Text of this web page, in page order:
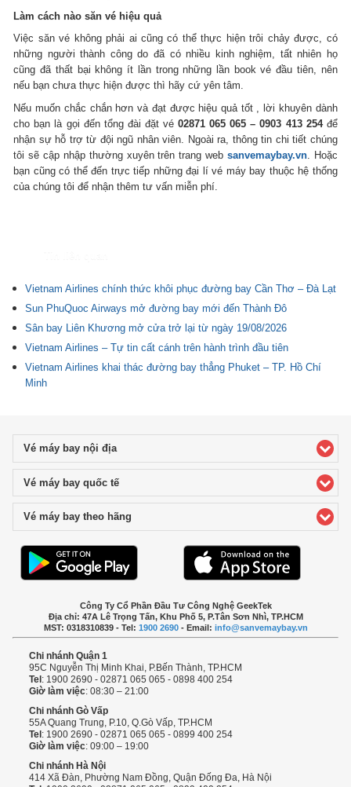
Làm cách nào săn vé hiệu quả
Việc săn vé không phải ai cũng có thể thực hiện trôi chảy được, có
những người thành công do đã có nhiều kinh nghiệm, tất nhiên họ
cũng đã thất bại không ít lần trong những lần book vé đầu tiên, nên
nếu bạn chưa thực hiện được thì hãy cứ yên tâm.
Nếu muốn chắc chắn hơn và đạt được hiệu quả tốt , lời khuyên dành
cho bạn là gọi đến tổng đài đặt vé02871 065 065 – 0903 413 254để
nhận sự hỗ trợ từ đội ngũ nhân viên. Ngoài ra, thông tin chi tiết chúng
tôi sẽ cập nhập thường xuyên trên trang web sanvemaybay.vn. Hoặc
bạn cũng có thể đến trực tiếp những đại lí vé máy bay thuộc hệ thống
của chúng tôi để nhận thêm tư vấn miễn phí.
Vietnam Airlines chính thức khôi phục đường bay Cần Thơ – Đà Lạt
Sun PhuQuoc Airways mở đường bay mới đến Thành Đô
Sân bay Liên Khương mở cửa trở lại từ ngày 19/08/2026
Vietnam Airlines – Tự tin cất cánh trên hành trình đầu tiên
Vietnam Airlines khai thác đường bay thẳng Phuket – TP. Hồ Chí
Minh
Vé máy bay nội địaclick to expand contents
Vé máy bay quốc tếclick to expand contents
Vé máy bay theo hãng
Công Ty Cổ Phần Đầu Tư Công Nghệ GeekTek
Địa chỉ: 47A Lê Trọng Tấn, Khu Phố 5, P.Tân Sơn Nhì, TP.HCM
MST: 0318310839 - Tel: 1900 2690- Email: info@sanvemaybay.vn
Chi nhánh Quận 1
95C Nguyễn Thị Minh Khai, P.Bến Thành, TP.HCM
Tel: 1900 2690 - 02871 065 065 - 0898 400 254
Giờ làm việc: 08:30 – 21:00
Chi nhánh Gò Vấp
55A Quang Trung, P.10, Q.Gò Vấp, TP.HCM
Tel: 1900 2690 - 02871 065 065 - 0899 400 254
Giờ làm việc: 09:00 – 19:00
Chi nhánh Hà Nội
414 Xã Đàn, Phường Nam Đồng, Quận Đống Đa, Hà Nội